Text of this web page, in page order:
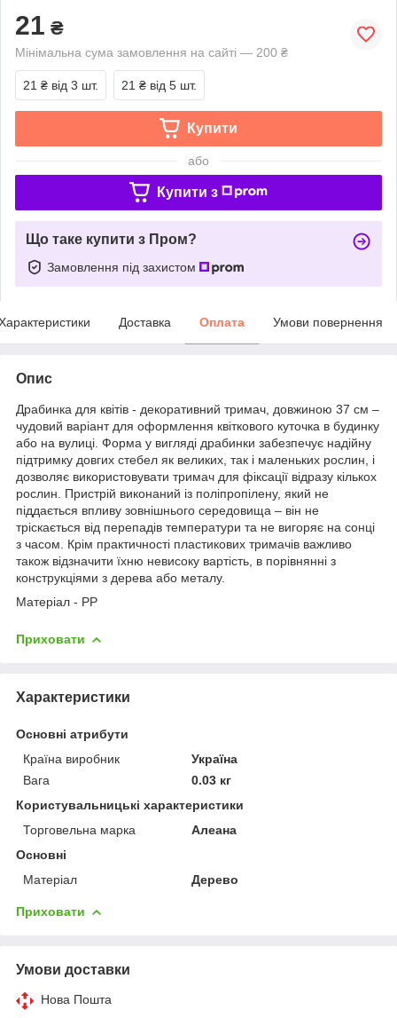
21 ₴
Мінімальна сума замовлення на сайті — 200 ₴
21 ₴ від 3 шт. 21 ₴ від 5 шт.
Купити
або
Купити з
Що таке купити з Пром?
Замовлення під захистом
Доставка Оплата Умови повернення
Опис
Драбинка для квітів - декоративний тримач, довжиною 37 см –
чудовий варіант для оформлення квіткового куточка в будинку
або на вулиці. Форма у вигляді драбинки забезпечує надійну
підтримку довгих стебел як великих, так і маленьких рослин, і
дозволяє використовувати тримач для фіксації відразу кількох
рослин. Пристрій виконаний із поліпропілену, який не
піддається впливу зовнішнього середовища – він не
тріскається від перепадів температури та не вигоряє на сонці
з часом. Крім практичності пластикових тримачів важливо
також відзначити їхню невисоку вартість, в порівнянні з
конструкціями з дерева або металу.
Матеріал - PP
Приховати
Характеристики
Основні атрибути
Країна виробник
Україна
Вага
0.03 кг
Користувальницькі характеристики
Торговельна марка
Алеана
Основні
Матеріал
Дерево
Приховати
Умови доставки
Нова Пошта